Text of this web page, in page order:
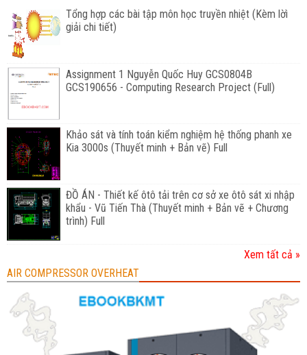
Tổng hợp các bài tập môn học truyền nhiệt (Kèm lờì
giải chi tiết)
Assignment 1 Nguyễn Quốc Huy GCS0804B
GCS190656 - Computing Research Project (Full)
Khảo sát và tính toán kiểm nghiệm hệ thống phanh xe
Kia 3000s (Thuyết minh + Bản vẽ) Full
ĐỒ ÁN - Thiết kế ôtô tải trên cơ sở xe ôtô sát xi nhập
khẩu - Vũ Tiến Thà (Thuyết minh + Bản vẽ + Chương
trình) Full
Xem tất cả »
AIR COMPRESSOR OVERHEAT